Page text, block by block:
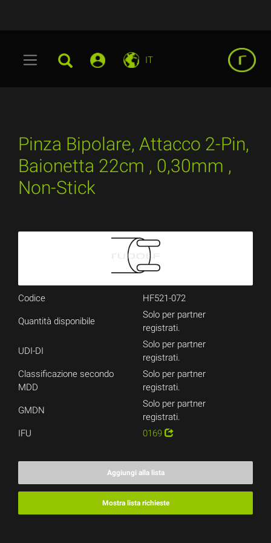
IT
Pinza Bipolare, Attacco 2-Pin,
Baionetta 22cm , 0,30mm ,
Non-Stick
Codice HF521-072
Quantità disponibile
Solo per partner
registrati.
UDI-DI
Solo per partner
registrati.
Classificazione secondo
MDD
Solo per partner
registrati.
GMDN
Solo per partner
registrati.
IFU
0169
Aggiungi alla lista
Mostra lista richieste